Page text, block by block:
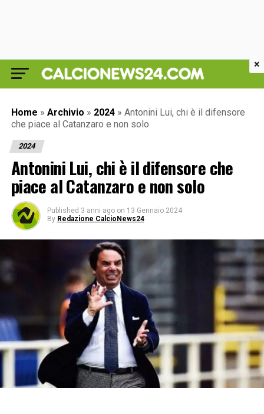
Home » Archivio » 2024 » Antonini Lui, chi è il difensore
che piace al Catanzaro e non solo
2024
Antonini Lui, chi è il difensore che
piace al Catanzaro e non solo
Published 3 anni ago on 13 Gennaio 2024
By Redazione CalcioNews24
×